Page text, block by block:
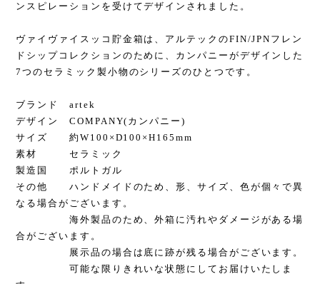
ンスピレーションを受けてデザインされました。
ヴァイヴァイスッコ貯金箱は、アルテックのFIN/JPNフレン
ドシップコレクションのために、カンパニーがデザインした
7つのセラミック製小物のシリーズのひとつです。
ブランド artek
デザイン COMPANY(カンパニー)
サイズ 約W100×D100×H165mm
素材 セラミック
製造国 ポルトガル
その他 ハンドメイドのため、形、サイズ、色が個々で異
なる場合がございます。
海外製品のため、外箱に汚れやダメージがある場
合がございます。
展示品の場合は底に跡が残る場合がございます。
可能な限りきれいな状態にしてお届けいたしま